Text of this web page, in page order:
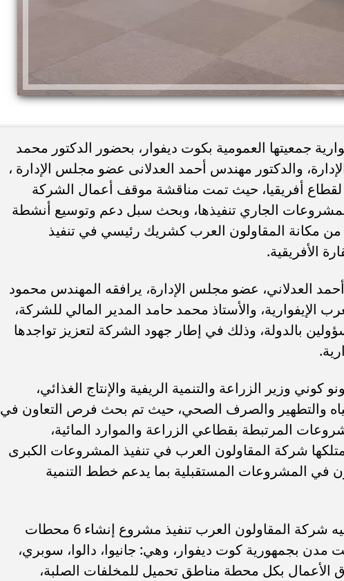
جمعيتها العمومية بكوت ديفوار، بحضور الدكتور محمد
والدكتور مهندس أحمد العدلانى عضو مجلس الإدارة ،
لقطاع أفريقيا، حيث تمت مناقشة موقف أعمال الشركة
الجاري تنفيذها، وبحث سبل دعم وتوسيع أنشطة
من مكانة المقاولون العرب كشريك رئيسي في تنفيذ
الأفريقية.
العدلاني، عضو مجلس الإدارة، يرافقه المهندس محمود
الإيفوارية، والأستاذ محمد حامد المدير المالي للشركة،
بالدولة، وذلك في إطار جهود الشركة لتعزيز تواجدها
وزير الزراعة والتنمية الريفية والإنتاج الغذائي،
والتطهير والصرف الصحي، حيث تم بحث فرص التعاون في
المرتبطة بقطاعي الزراعة والموارد المائية،
شركة المقاولون العرب في تنفيذ المشروعات الكبرى
في المشروعات المستقبلية بما يدعم خطط التنمية
ويأتي ذلك في الوقت الذي تواصل فيه شركة المقاولون العرب تنفيذ مشروع إنشاء 6 محطات
بجمهورية كوت ديفوار، وهي: جانيوا، دالوا، سوبري،
الأعمال بكل محطة مناطق تحميل للمخلفات الصلبة،